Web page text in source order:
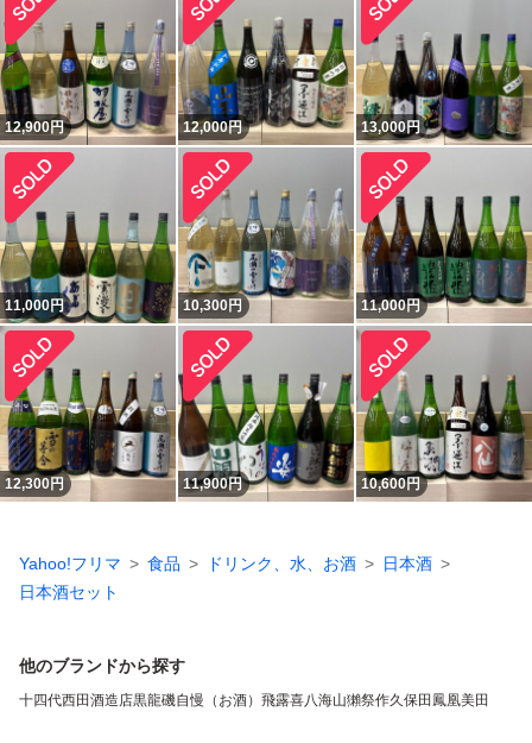
12,900円 12,000円 13,000円
11,000円 10,300円 11,000円
12,300円 11,900円 10,600円
Yahoo!フリマ 食品 ドリンク、水、お酒
日本酒
日本酒セット
他のブランドから探す
十四代西田酒造店黒龍磯自慢（お酒） 飛露喜八海山獺祭作久保田 鳳凰美田